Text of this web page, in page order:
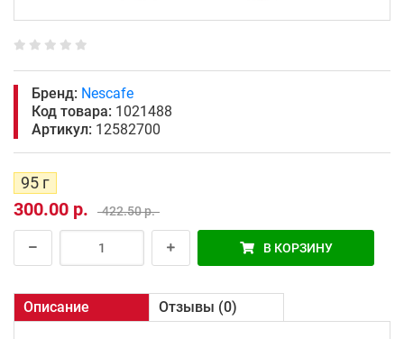
Бренд: Nescafe
Код товара: 1021488
Артикул: 12582700
95 г
300.00 р. 422.50 р.
В КОРЗИНУ
Описание Отзывы (0)